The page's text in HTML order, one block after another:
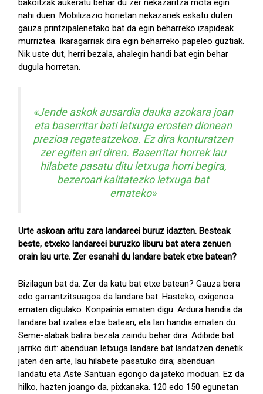
bakoitzak aukeratu behar du zer nekazaritza mota egin
nahi duen. Mobilizazio horietan nekazariek eskatu duten
gauza printzipalenetako bat da egin beharreko izapideak
murriztea. Ikaragarriak dira egin beharreko papeleo guztiak.
Nik uste dut, herri bezala, ahalegin handi bat egin behar
dugula horretan.
«Jende askok ausardia dauka azokara joan
eta baserritar bati letxuga erosten dionean
prezioa regateatzekoa. Ez dira konturatzen
zer egiten ari diren. Baserritar horrek lau
hilabete pasatu ditu letxuga horri begira,
bezeroari kalitatezko letxuga bat
emateko»
Urte askoan aritu zara landareei buruz idazten. Besteak
beste, etxeko landareei buruzko liburu bat atera zenuen
orain lau urte. Zer esanahi du landare batek etxe batean?
Bizilagun bat da. Zer da katu bat etxe batean? Gauza bera
edo garrantzitsuagoa da landare bat. Hasteko, oxigenoa
ematen digulako. Konpainia ematen digu. Ardura handia da
landare bat izatea etxe batean, eta lan handia ematen du.
Seme-alabak balira bezala zaindu behar dira. Adibide bat
jarriko dut: abenduan letxuga landare bat landatzen denetik
jaten den arte, lau hilabete pasatuko dira; abenduan
landatu eta Aste Santuan egongo da jateko moduan. Ez da
hilko, hazten joango da, pixkanaka. 120 edo 150 egunetan